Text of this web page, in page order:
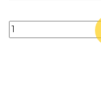
I-M 愛民 OH-528 LSO